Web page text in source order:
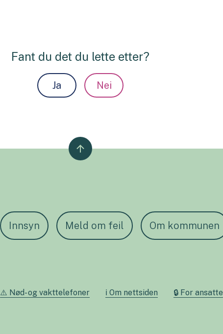
Fant du det du lette etter?
Ja Nei
Innsyn Meld om feil Om kommunen
⚠️ Nød- og vakttelefoner ℹ️ Om nettsiden 🔒 For ansatte